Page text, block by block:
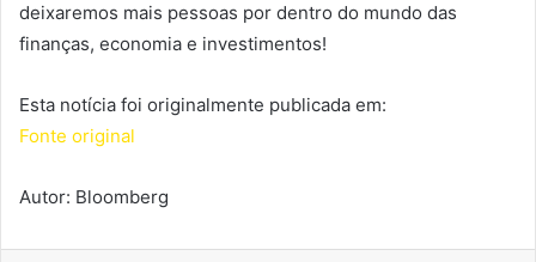
deixaremos mais pessoas por dentro do mundo das
finanças, economia e investimentos!
Esta notícia foi originalmente publicada em:
Fonte original
Autor: Bloomberg